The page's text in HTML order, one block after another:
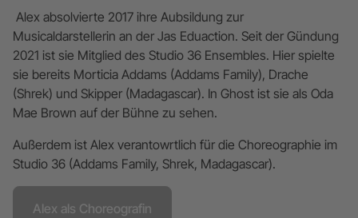
Alex absolvierte 2017 ihre Aubsildung zur
Musicaldarstellerin an der Jas Eduaction. Seit der Gündung
2021 ist sie Mitglied des Studio 36 Ensembles. Hier spielte
sie bereits Morticia Addams (Addams Family), Drache
(Shrek) und Skipper (Madagascar). In Ghost ist sie als Oda
Mae Brown auf der Bühne zu sehen.
Außerdem ist Alex verantowrtlich für die Choreographie im
Studio 36 (Addams Family, Shrek, Madagascar).
Alex als Choreografin